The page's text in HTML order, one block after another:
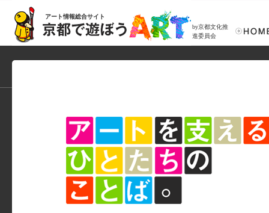
アート情報総合サイト
by京都文化推
進委員会